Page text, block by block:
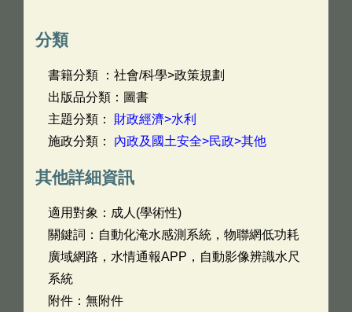
分類
書籍分類 ：社會/科學>政策規劃
出版品分類：圖書
主題分類： 財政經濟>水利
施政分類： 內政及國土安全>民政>其他
其他詳細資訊
適用對象：成人(學術性)
關鍵詞：自動化淹水感測系統，物聯網低功耗
廣域網路，水情通報APP，自動影像辨識水尺
系統
附件：無附件